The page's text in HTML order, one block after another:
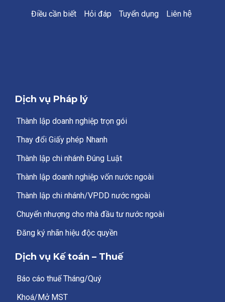
Điều cần biết Hỏi đáp Tuyển dụng Liên hệ
Dịch vụ Pháp lý
Thành lập doanh nghiệp trọn gói
Thay đổi Giấy phép Nhanh
Thành lập chi nhánh Đúng Luật
Thành lập doanh nghiệp vốn nước ngoài
Thành lập chi nhánh/VPDD nước ngoài
Chuyển nhượng cho nhà đầu tư nước ngoài
Đăng ký nhãn hiệu độc quyền
Dịch vụ Kế toán – Thuế
Báo cáo thuế Tháng/Quý
Khoá/Mở MST